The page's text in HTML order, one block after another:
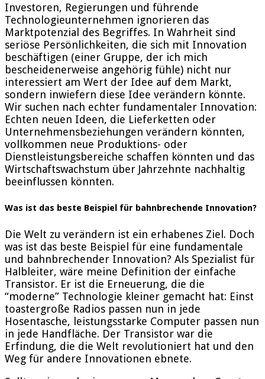
Investoren, Regierungen und führende
Technologieunternehmen ignorieren das
Marktpotenzial des Begriffes. In Wahrheit sind
seriöse Persönlichkeiten, die sich mit Innovation
beschäftigen (einer Gruppe, der ich mich
bescheidenerweise angehörig fühle) nicht nur
interessiert am Wert der Idee auf dem Markt,
sondern inwiefern diese Idee verändern könnte.
Wir suchen nach echter fundamentaler Innovation:
Echten neuen Ideen, die Lieferketten oder
Unternehmensbeziehungen verändern könnten,
vollkommen neue Produktions- oder
Dienstleistungsbereiche schaffen könnten und das
Wirtschaftswachstum über Jahrzehnte nachhaltig
beeinflussen könnten.
Was ist das beste Beispiel für bahnbrechende Innovation?
Die Welt zu verändern ist ein erhabenes Ziel. Doch
was ist das beste Beispiel für eine fundamentale
und bahnbrechender Innovation? Als Spezialist für
Halbleiter, wäre meine Definition der einfache
Transistor. Er ist die Erneuerung, die die
“moderne” Technologie kleiner gemacht hat: Einst
toastergroße Radios passen nun in jede
Hosentasche, leistungsstarke Computer passen nun
in jede Handfläche. Der Transistor war die
Erfindung, die die Welt revolutioniert hat und den
Weg für andere Innovationen ebnete.